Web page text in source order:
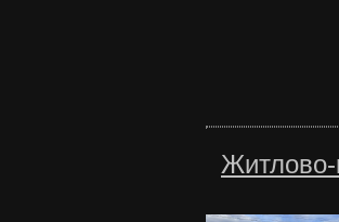
Житлово-